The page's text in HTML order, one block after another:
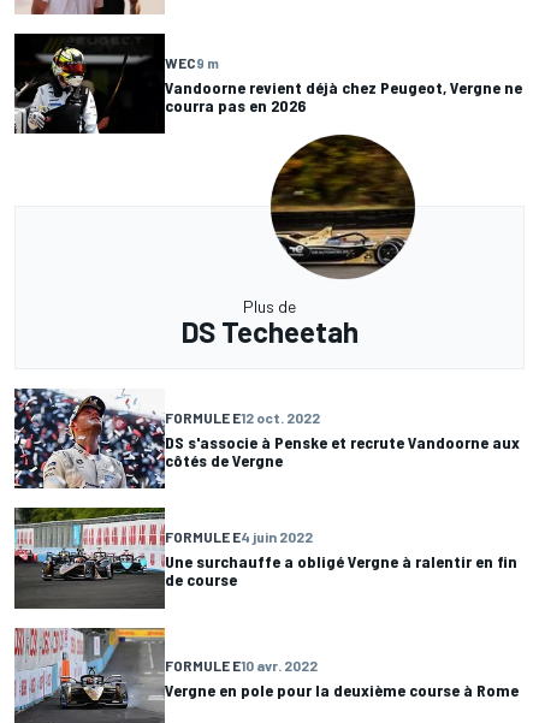
WEC9 m
Vandoorne revient déjà chez Peugeot, Vergne ne
courra pas en 2026
Plus de
DS Techeetah
FORMULE E12 oct. 2022
DS s'associe à Penske et recrute Vandoorne aux
côtés de Vergne
FORMULE E4 juin 2022
Une surchauffe a obligé Vergne à ralentir en fin
de course
FORMULE E10 avr. 2022
Vergne en pole pour la deuxième course à Rome